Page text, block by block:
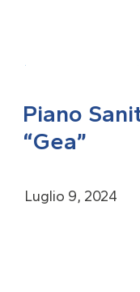
Piano
“Gea”
Luglio 9, 2024